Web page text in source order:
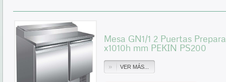
Mesa GN1/1 2 Puertas
x1010h mm PEKIN PS200
VER MÁS...